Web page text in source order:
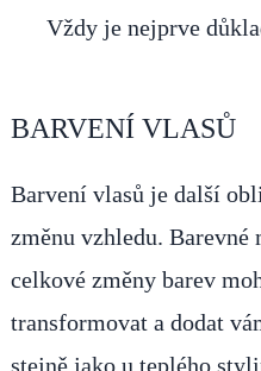
Vždy je nejprve
BARVENÍ VLASŮ
Barvení vlasů je další
změnu vzhledu.
celkové změny barev
transformovat a dodat
stejně jako u teplého